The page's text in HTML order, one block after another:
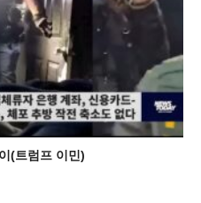
(트럼프 이민)